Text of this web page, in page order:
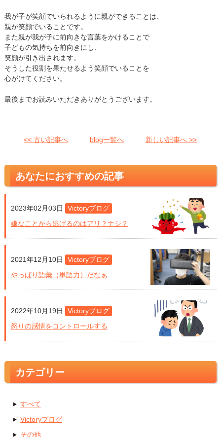
我が子が笑顔でいられるように親ができることは、
親が笑顔でいることです。
また親が我が子に前向きな言葉をかけることで
子どもの気持ちを前向きにし、
笑顔が引き出されます。
そうした役割を果たせるよう笑顔でいることを
心がけてください。
最後までお読みいただきありがとうございます。
<< 古い記事へ blog一覧へ 新しい記事へ >>
あなたにおすすめの記事
2023年02月03日
Victoryブログ
嫌なことから逃げるのはアリ？ナシ？
2021年12月10日
Victoryブログ
やっぱり語彙（単語力）だなぁ
2022年10月19日
Victoryブログ
怒りの感情をコントロールする
カテゴリー
すべて
Victoryブログ
その他